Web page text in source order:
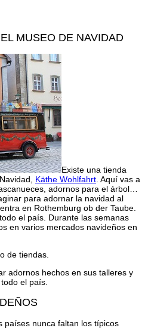
MUSEO DE NAVIDAD
Existe una tienda
Käthe Wohlfahrt. Aquí vas a
adornos para el árbol…
para adornar la navidad al
en Rothemburg ob der Taube.
el país. Durante las semanas
en varios mercados navideños en
de tiendas.
adornos hechos en sus talleres y
el país.
países nunca faltan los típicos